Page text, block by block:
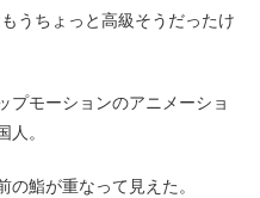
うちょっと高級そうだったけ
プモーションのアニメーショ
人。
鮨が重なって見えた。